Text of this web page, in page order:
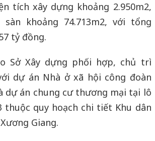
tích xây dựng khoảng 2.950m2,
khoảng 74.713m2, với tổng
tỷ đồng.
Sở Xây dựng phối hợp, chủ trì
dự án Nhà ở xã hội công đoàn
dự án chung cư thương mại tại lô
thuộc quy hoạch chi tiết Khu dân
Giang.